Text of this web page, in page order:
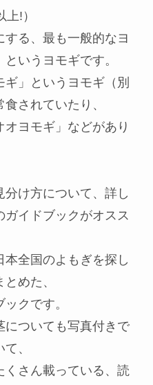
!）
る、最も一般的なヨ
いうヨモギです。
」というヨモギ（別
されていたり、
ヨモギ」などがあり
け方について、詳し
ガイドブックがオスス
全国のよもぎを探し
めた、
クです。
についても写真付きで
、
くさん載っている、読